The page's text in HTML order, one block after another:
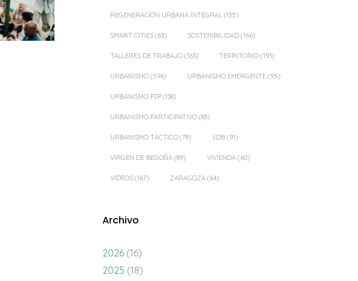
REGENERACIÓN URBANA INTEGRAL (135)
SMART CITIES (63) SOSTENIBILIDAD (166)
TALLERES DE TRABAJO (163) TERRITORIO (193)
URBANISMO (596) URBANISMO EMERGENTE (95)
URBANISMO P2P (138)
URBANISMO PARTICIPATIVO (83)
URBANISMO TÁCTICO (78) VDB (91)
VIRGEN DE BEGOÑA (89) VIVIENDA (60)
VÍDEOS (167) ZARAGOZA (64)
Archivo
2026 (16)
2025 (18)